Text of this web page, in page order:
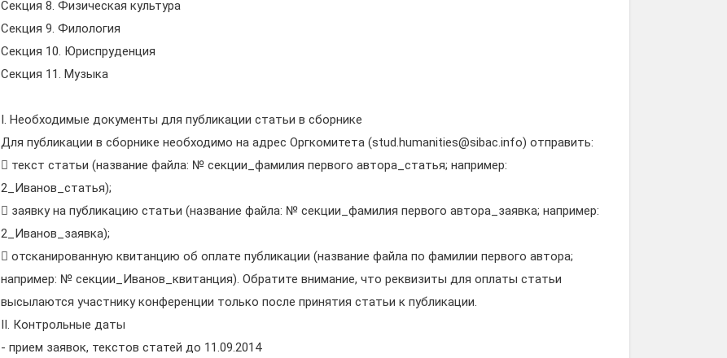
Секция 8. Физическая культура
Секция 9. Филология
Секция 10. Юриспруденция
Секция 11. Музыка
I. Необходимые документы для публикации статьи в сборнике
Для публикации в сборнике необходимо на адрес Оргкомитета (stud.humanities@sibac.info) отправить:
 текст статьи (название файла: № секции_фамилия первого автора_статья; например:
2_Иванов_статья);
 заявку на публикацию статьи (название файла: № секции_фамилия первого автора_заявка; например:
2_Иванов_заявка);
 отсканированную квитанцию об оплате публикации (название файла по фамилии первого автора;
например: № секции_Иванов_квитанция). Обратите внимание, что реквизиты для оплаты статьи
высылаются участнику конференции только после принятия статьи к публикации.
II. Контрольные даты
- прием заявок, текстов статей до 11.09.2014